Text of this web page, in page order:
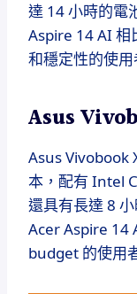
達 14 小時的電
Aspire 14 AI 相
和穩定性的使用
Asus
Asus Vivobook
本，配有 Intel
還具有長達 8
Acer Aspire 14
budget 的使用